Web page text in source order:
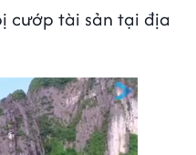
cướp tài sản tại địa